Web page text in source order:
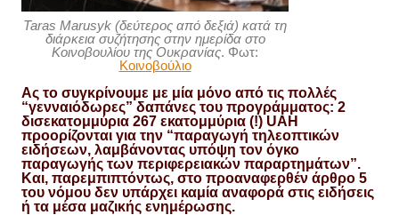
Taras Marusyk (δεύτερος από δεξιά) κατά τη
διάρκεια συζήτησης στην ημερίδα στο
Κοινοβουλίου της Ουκρανίας. Φωτ:
Κοινοβούλιο
Ας το συγκρίνουμε με μία μόνο από τις πολλές
“γενναιόδωρες” δαπάνες του προγράμματος: 2
δισεκατομμύρια 267 εκατομμύρια (!) UAH
προορίζονται για την “παραγωγή τηλεοπτικών
ειδήσεων, λαμβάνοντας υπόψη τον όγκο
παραγωγής των περιφερειακών παραρτημάτων”.
Και, παρεμπιπτόντως, στο προαναφερθέν άρθρο 5
του νόμου δεν υπάρχει καμία αναφορά στις ειδήσεις
ή τα μέσα μαζικής ενημέρωσης.